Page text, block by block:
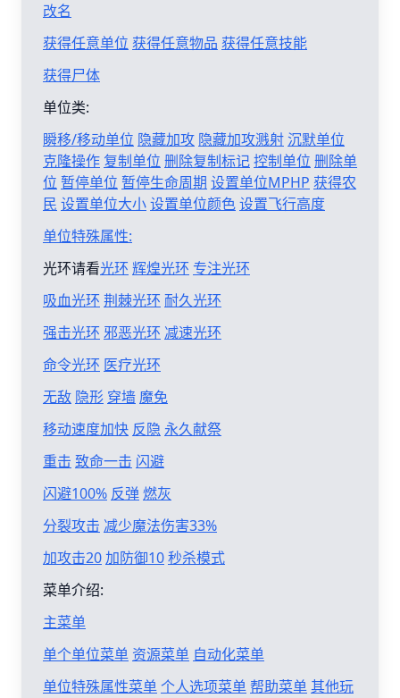
改名
获得任意单位 获得任意物品 获得任意技能
获得尸体
单位类:
瞬移/移动单位 隐藏加攻 隐藏加攻溅射沉默单位
克隆操作 复制单位 删除复制标记控制单位 删除单
位 暂停单位 暂停生命周期 设置单位MPHP 获得农
民 设置单位大小设置单位颜色设置飞行高度
单位特殊属性:
光环请看光环 辉煌光环 专注光环
吸血光环 荆棘光环 耐久光环
强击光环 邪恶光环 减速光环
命令光环 医疗光环
无敌 隐形 穿墙 魔免
移动速度加快 反隐 永久献祭
重击 致命一击 闪避
闪避100% 反弹燃灰
分裂攻击 减少魔法伤害33%
加攻击20加防御10秒杀模式
菜单介绍:
主菜单
单个单位菜单 资源菜单 自动化菜单
单位特殊属性菜单个人选项菜单帮助菜单其他玩